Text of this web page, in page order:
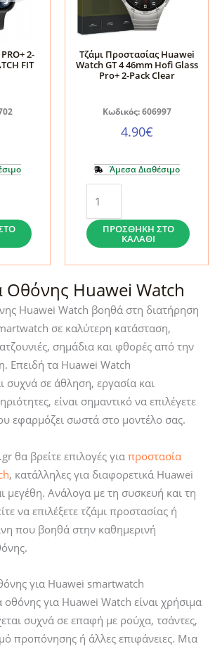
2-
Clear
ποσότητα
2-
FIT
Τζάμι Προστασίας Huawei
Watch GT 4 46mm Hofi Glass
Pro+ 2-Pack Clear
Κωδικός: 606997
4.90€
Άμεσα Διαθέσιμο
Huawei
Watch
GT
4
46mm
Hofi
Glass
Pack
Clear
ποσότητα
ΠΡΟΣΘΉΚΗ ΣΤΟ
ΚΑΛΆΘΙ
Οθόνης Huawei Watch
Huawei Watch βοηθά στη διατήρηση
σε καλύτερη κατάσταση,
σημάδια και φθορές από την
Επειδή τα Huawei Watch
συχνά σε άθληση, εργασία και
είναι σημαντικό να επιλέγετε
εφαρμόζει σωστά στο μοντέλο σας.
θα βρείτε επιλογές για προστασία
, κατάλληλες για διαφορετικά Huawei
μεγέθη. Ανάλογα με τη συσκευή και τη
να επιλέξετε τζάμι προστασίας ή
που βοηθά στην καθημερινή
για Huawei smartwatch
οθόνης για Huawei Watch είναι χρήσιμα
συχνά σε επαφή με ρούχα, τσάντες,
προπόνησης ή άλλες επιφάνειες. Μια